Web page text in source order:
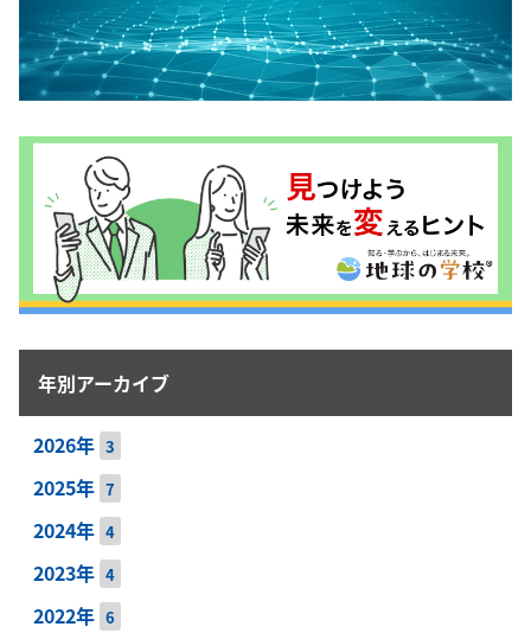
年別アーカイブ
2026年 3
2025年 7
2024年 4
2023年 4
2022年 6